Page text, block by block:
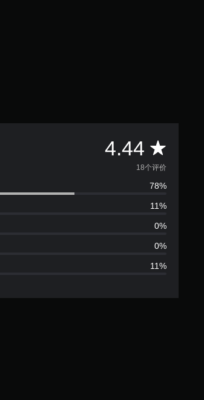
4.44 平
均
评
价
4
4
18个评价
78%
11%
0%
0%
11%